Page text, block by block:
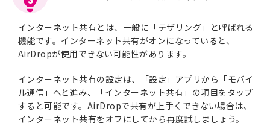
インターネット共有とは、一般に「テザリング」と呼ばれる
機能です。インターネット共有がオンになっていると、
AirDropが使用できない可能性があります。
インターネット共有の設定は、「設定」アプリから「モバイ
ル通信」へと進み、「インターネット共有」の項目をタップ
すると可能です。AirDropで共有が上手くできない場合は、
インターネット共有をオフにしてから再度試しましょう。